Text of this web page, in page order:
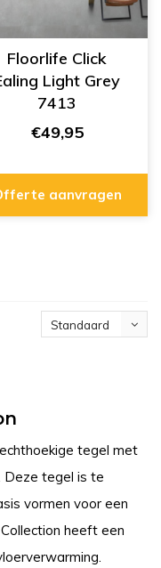
Floorlife Click
Light Grey
7413
€49,95
aanvragen
Standaard
tegel met
Deze tegel is te
vormen voor een
heeft een